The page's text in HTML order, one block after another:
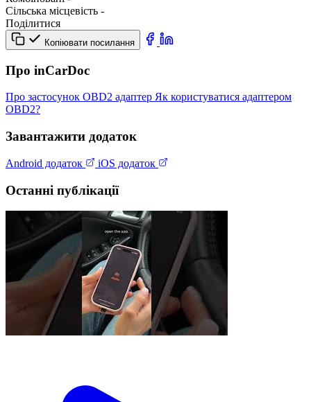
Сільська місцевість -
Поділитися
Копіювати посилання
Про inCarDoc
Про застосунок OBD2 адаптер Як користуватися адаптером
OBD2?
Завантажити додаток
Android додаток iOS додаток
Останні публікації